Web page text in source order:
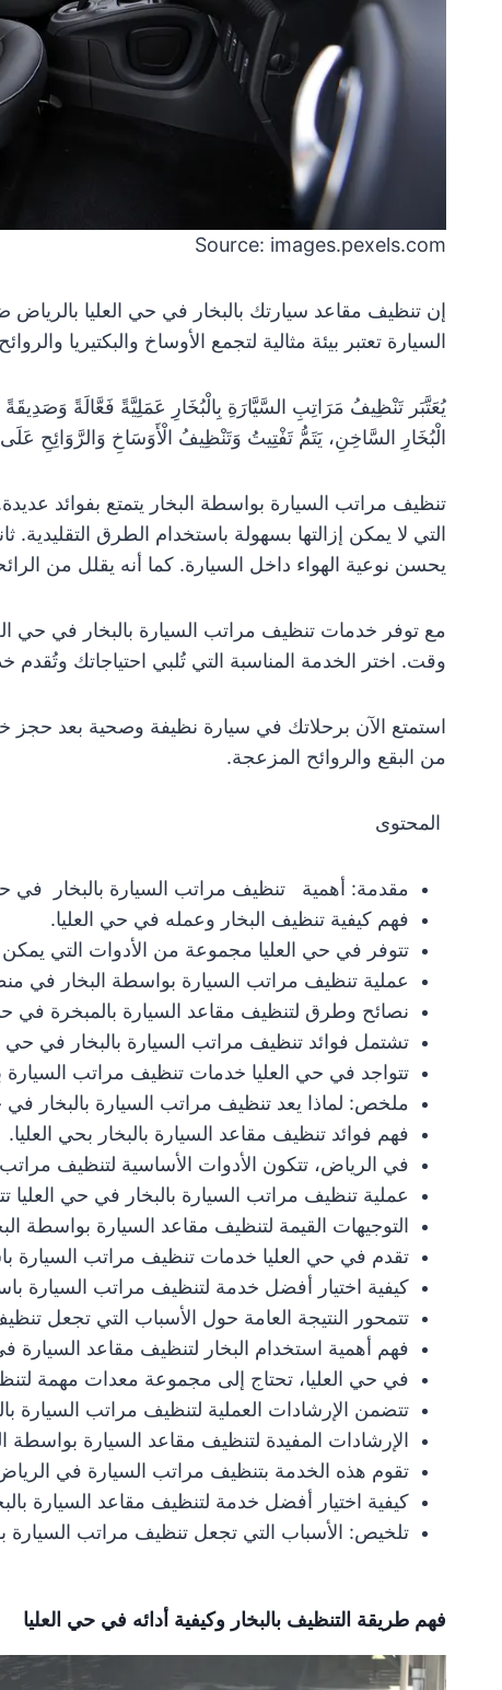
Source: images.pexels.com
إن تنظيف مقاعد سيارتك بالبخار في حي العليا
السيارة تعتبر بيئة مثالية لتجمع الأوساخ والبكتيريا
يُعَتَّبَر تَنْظِيفُ مَرَاتِبِ السَّيَّارَةِ بِالْبُخَارِ عَمَلِيَّةً فَعَّالَةً وَصَدِيقَةً
الْبُخَارِ السَّاخِنِ، يَتَمُّ تَفْتِيتُ وَتَنْظِيفُ الْأَوَسَاخِ
تنظيف مراتب السيارة بواسطة البخار يتمتع بفوائد
التي لا يمكن إزالتها بسهولة باستخدام الطرق التقليدية.
يحسن نوعية الهواء داخل السيارة. كما أنه يقلل من
مع توفر خدمات تنظيف مراتب السيارة بالبخار في حي
وقت. اختر الخدمة المناسبة التي تُلبي احتياجاتك
استمتع الآن برحلاتك في سيارة نظيفة وصحية بعد حجز
من البقع والروائح المزعجة.
المحتوى
مقدمة: أهمية تنظيف مراتب السيارة بالبخار في
فهم كيفية تنظيف البخار وعمله في حي العليا.
تتوفر في حي العليا مجموعة من الأدوات التي
عملية تنظيف مراتب السيارة بواسطة البخار في
نصائح وطرق لتنظيف مقاعد السيارة بالمبخرة في
تشتمل فوائد تنظيف مراتب السيارة بالبخار في حي
تتواجد في حي العليا خدمات تنظيف مراتب السيارة
ملخص: لماذا يعد تنظيف مراتب السيارة بالبخار في
فهم فوائد تنظيف مقاعد السيارة بالبخار بحي العليا.
في الرياض، تتكون الأدوات الأساسية لتنظيف
عملية تنظيف مراتب السيارة بالبخار في حي
التوجيهات القيمة لتنظيف مقاعد السيارة بواسطة
تقدم في حي العليا خدمات تنظيف مراتب السيارة
كيفية اختيار أفضل خدمة لتنظيف مراتب السيارة
تتمحور النتيجة العامة حول الأسباب التي تجعل
فهم أهمية استخدام البخار لتنظيف مقاعد السيارة
في حي العليا، تحتاج إلى مجموعة معدات مهمة
تتضمن الإرشادات العملية لتنظيف مراتب السيارة
الإرشادات المفيدة لتنظيف مقاعد السيارة بواسطة
تقوم هذه الخدمة بتنظيف مراتب السيارة في
كيفية اختيار أفضل خدمة لتنظيف مقاعد السيارة
تلخيص: الأسباب التي تجعل تنظيف مراتب السيارة
فهم طريقة التنظيف بالبخار وكيفية أدائه في حي العليا